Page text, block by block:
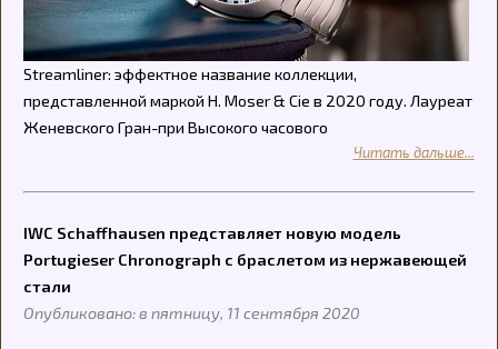
Streamliner: эффектное название коллекции,
представленной маркой H. Moser & Cie в 2020 году. Лауреат
Женевского Гран-при Высокого часового
Читать дальше...
IWC Schaffhausen представляет новую модель
Portugieser Chronograph с браслетом из нержавеющей
стали
Опубликовано: в пятницу, 11 сентября 2020